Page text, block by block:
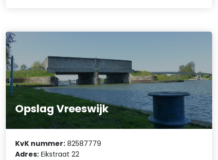
Opslag Vreeswijk
KvK nummer: 82587779
Adres: Eikstraat 22